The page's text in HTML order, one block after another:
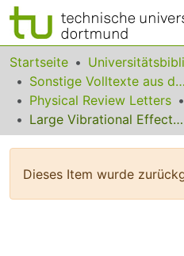
Bereiche & Sammlungen
Das gesamte Repositorium
Statistiken
Startseite
Sonstige Volltexte aus dem Bibliotheksangebot
Physical Review Letters
Large Vibrational Effects upon Calculated Phase Boundaries in Al-Sc
Dieses Item wurde